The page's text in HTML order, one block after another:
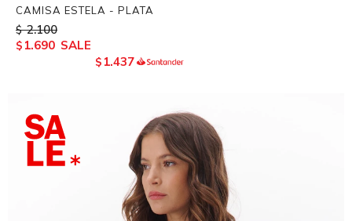
CAMISA ESTELA - PLATA
$ 2.100
$ 1.690
$ 1.437